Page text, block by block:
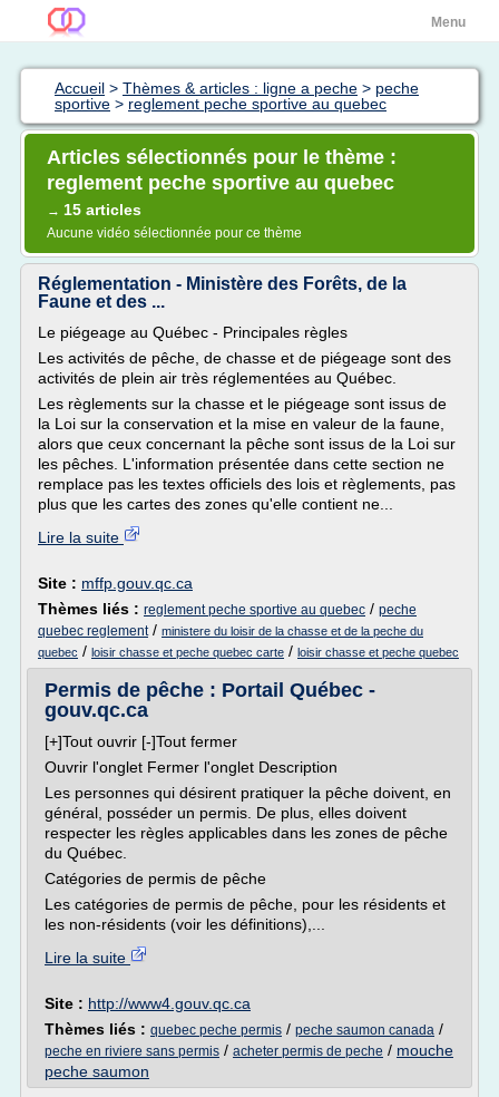
Menu
Accueil > Thèmes & articles : ligne a peche > peche
sportive > reglement peche sportive au quebec
Articles sélectionnés pour le thème :
reglement peche sportive au quebec
→ 15 articles
Aucune vidéo sélectionnée pour ce thème
Réglementation - Ministère des Forêts, de la
Faune et des ...
Le piégeage au Québec - Principales règles
Les activités de pêche, de chasse et de piégeage sont des
activités de plein air très réglementées au Québec.
Les règlements sur la chasse et le piégeage sont issus de
la Loi sur la conservation et la mise en valeur de la faune,
alors que ceux concernant la pêche sont issus de la Loi sur
les pêches. L'information présentée dans cette section ne
remplace pas les textes officiels des lois et règlements, pas
plus que les cartes des zones qu'elle contient ne...
Lire la suite
Site : mffp.gouv.qc.ca
Thèmes liés : reglement peche sportive au quebec / peche
quebec reglement/ ministere du loisir de la chasse et de la peche du
quebec / loisir chasse et peche quebec carte / loisir chasse et peche quebec
Permis de pêche : Portail Québec -
gouv.qc.ca
[+]Tout ouvrir [-]Tout fermer
Ouvrir l'onglet Fermer l'onglet Description
Les personnes qui désirent pratiquer la pêche doivent, en
général, posséder un permis. De plus, elles doivent
respecter les règles applicables dans les zones de pêche
du Québec.
Catégories de permis de pêche
Les catégories de permis de pêche, pour les résidents et
les non-résidents (voir les définitions),...
Lire la suite
Site : http://www4.gouv.qc.ca
Thèmes liés : quebec peche permis / peche saumon canada /
peche en riviere sans permis / acheter permis de peche / mouche
peche saumon